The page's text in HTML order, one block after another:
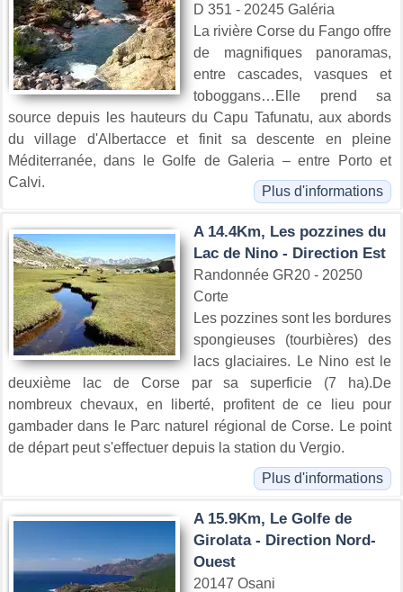
D 351 - 20245 Galéria
La rivière Corse du Fango offre
de magnifiques panoramas,
entre cascades, vasques et
toboggans…Elle prend sa
source depuis les hauteurs du Capu Tafunatu, aux abords
du village d'Albertacce et finit sa descente en pleine
Méditerranée, dans le Golfe de Galeria – entre Porto et
Calvi.
Plus d'informations
A 14.4Km, Les pozzines du
Lac de Nino - Direction Est
Randonnée GR20 - 20250
Corte
Les pozzines sont les bordures
spongieuses (tourbières) des
lacs glaciaires. Le Nino est le
deuxième lac de Corse par sa superficie (7 ha).De
nombreux chevaux, en liberté, profitent de ce lieu pour
gambader dans le Parc naturel régional de Corse. Le point
de départ peut s'effectuer depuis la station du Vergio.
Plus d'informations
A 15.9Km, Le Golfe de
Girolata - Direction Nord-
Ouest
20147 Osani